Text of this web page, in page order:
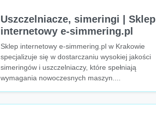
Uszczelniacze, simeringi | Sklep
internetowy e-simmering.pl
Sklep internetowy e-simmering.pl w Krakowie
specjalizuje się w dostarczaniu wysokiej jakości
simeringów i uszczelniaczy, które spełniają
wymagania nowoczesnych maszyn....